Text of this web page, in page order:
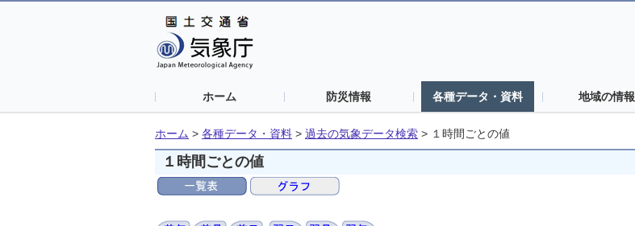
ホーム 防災情報 各種データ・資料 地域の情報
ホーム > 各種データ・資料 > 過去の気象データ検索 > １時間ごとの値
１時間ごとの値